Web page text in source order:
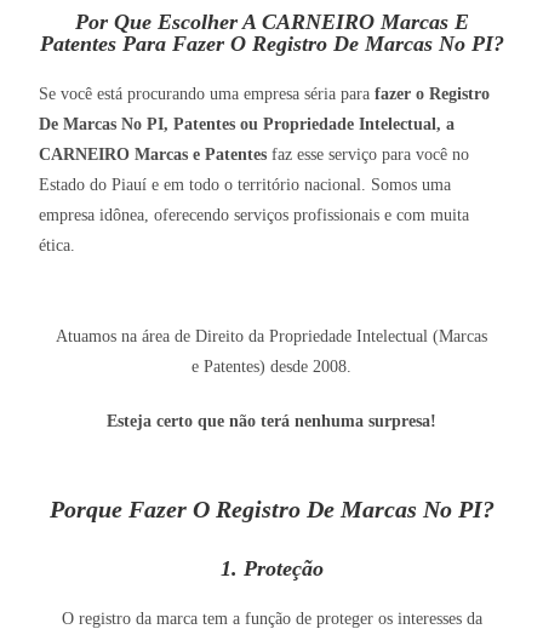
Por Que Escolher A CARNEIRO Marcas E
Patentes Para Fazer O Registro De Marcas No PI?
Se você está procurando uma empresa séria parafazer o Registro
De Marcas No PI, Patentes ou Propriedade Intelectual, a
CARNEIRO Marcas e Patentes faz esse serviço para você no
Estado do Piauí e em todo o território nacional. Somos uma
empresa idônea, oferecendo serviços profissionais e com muita
ética.
Atuamos na área de Direito da Propriedade Intelectual (Marcas
e Patentes) desde 2008.
Esteja certo que não terá nenhuma surpresa!
Porque Fazer O Registro De Marcas No PI?
1. Proteção
O registro da marca tem a função de proteger os interesses da